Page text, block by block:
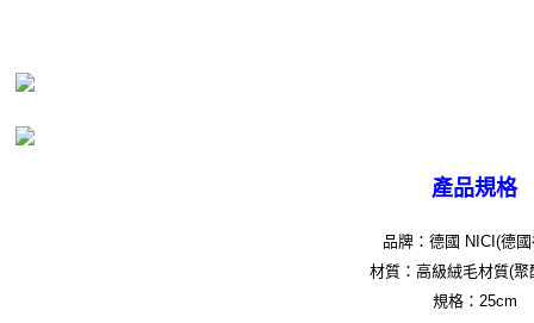
※ 交易是否成功請以「AFTEE先享後付 」之結帳頁面顯示為準，若有關於
是否繳費成功／繳費後需取消欲退款等相關疑問，請聯繫「AFTEE先享後付
１．透過由恩沛科技股份有限公司提供之「AFTEE先享後付」服務完成之交
易，需依本服務之必要範圍內提供個人資料，並將交易相關給付款項請求債
「AFTEE先享後付」，若未經同意申辦者引起之損失，本公司不負相關責
海外國家
產品規格
品牌：德國 NICI(德
材質：高級絨毛材質(聚
規格：25cm